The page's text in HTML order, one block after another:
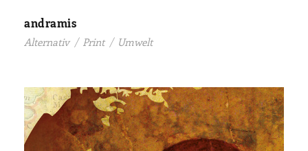
andramis
Alternativ / Print / Umwelt